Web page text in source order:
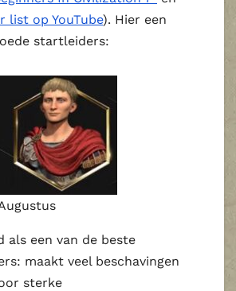
list op YouTube). Hier een
startleiders:
als een van de beste
maakt veel beschavingen
sterke